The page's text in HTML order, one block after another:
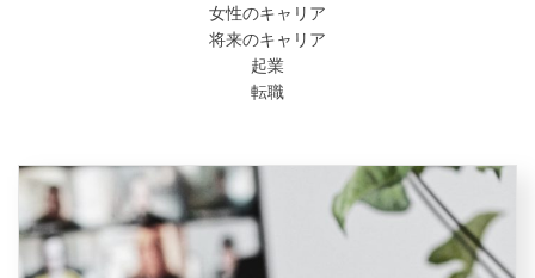
女性のキャリア
将来のキャリア
起業
転職